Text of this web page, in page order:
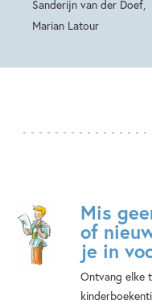
Sanderijn van der Doef,
Marian Latour
Mis
of
je in
Ontvang elke